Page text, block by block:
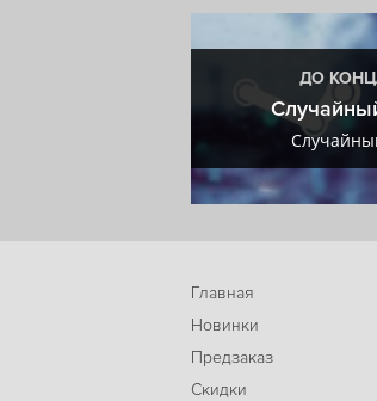
ДО
Главная
Новинки
Предзаказ
Скидки